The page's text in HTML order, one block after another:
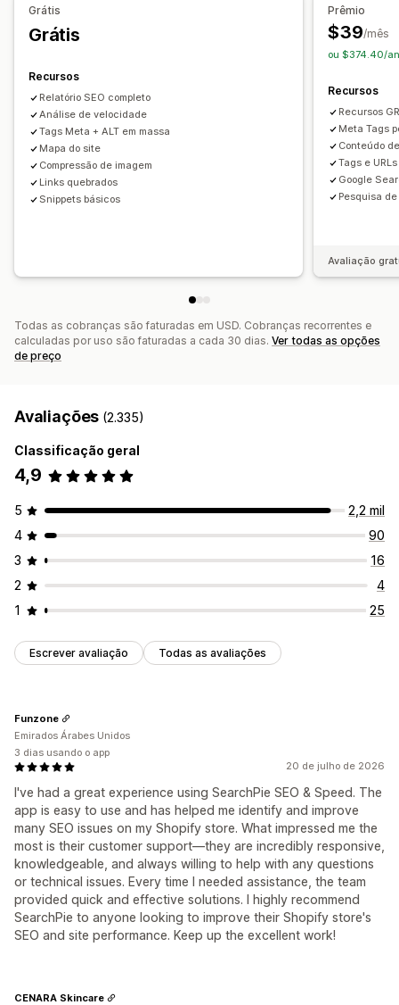
Páginas AMP
Responsividade para dispositivos móveis
Otimização de URLs
Otimização de conteúdo
Monitoramento de desempenho
Pontuação de SEO
Insights e dicas
Análises Análise de concorrentes
Análise de palavras-chave
Grátis
Grátis
Recursos
Relatório SEO completo
Análise de velocidade
Tags Meta + ALT em massa
Mapa do site
Compressão de imagem
Links quebrados
Snippets básicos
Prêmio
$39/mês
ou $374.40/
Recursos
Recursos
Meta Tags
Conteúdo
Tags e
Google
Pesquisa
Avaliação
Todas as cobranças são faturadas em USD. Cobranças recorrentes e
calculadas por uso são faturadas a cada 30 dias. Ver todas as opções
de preço
Avaliações (2.335)
Classificação geral
4,9
5
2,2 mil
4
90
3
16
2
4
1
25
Escrever avaliação Todas as avaliações
20 de julho de 2026
I've had a great experience using SearchPie SEO & Speed. The
app is easy to use and has helped me identify and improve
many SEO issues on my Shopify store. What impressed me the
most is their customer support—they are incredibly responsive,
knowledgeable, and always willing to help with any questions
or technical issues. Every time I needed assistance, the team
provided quick and effective solutions. I highly recommend
SearchPie to anyone looking to improve their Shopify store's
SEO and site performance. Keep up the excellent work!
Funzone
Emirados Árabes Unidos
3 dias usando o app
CENARA Skincare